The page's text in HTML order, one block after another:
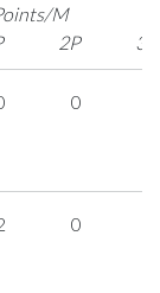
M
2P 3P
0
0